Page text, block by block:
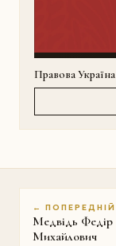
Правова Україна
← ПОПЕРЕДНІЙ
Медвідь Федір
Михайлович